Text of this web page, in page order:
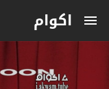
اكوام